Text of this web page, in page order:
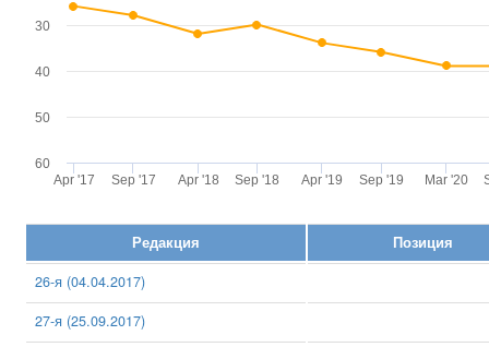
Apr '17 Sep '17 Apr '18 Sep '18 Apr '19 Sep '19 Mar '20
30
40
50
60
Редакция
Позиция
26-я (04.04.2017)
27-я (25.09.2017)